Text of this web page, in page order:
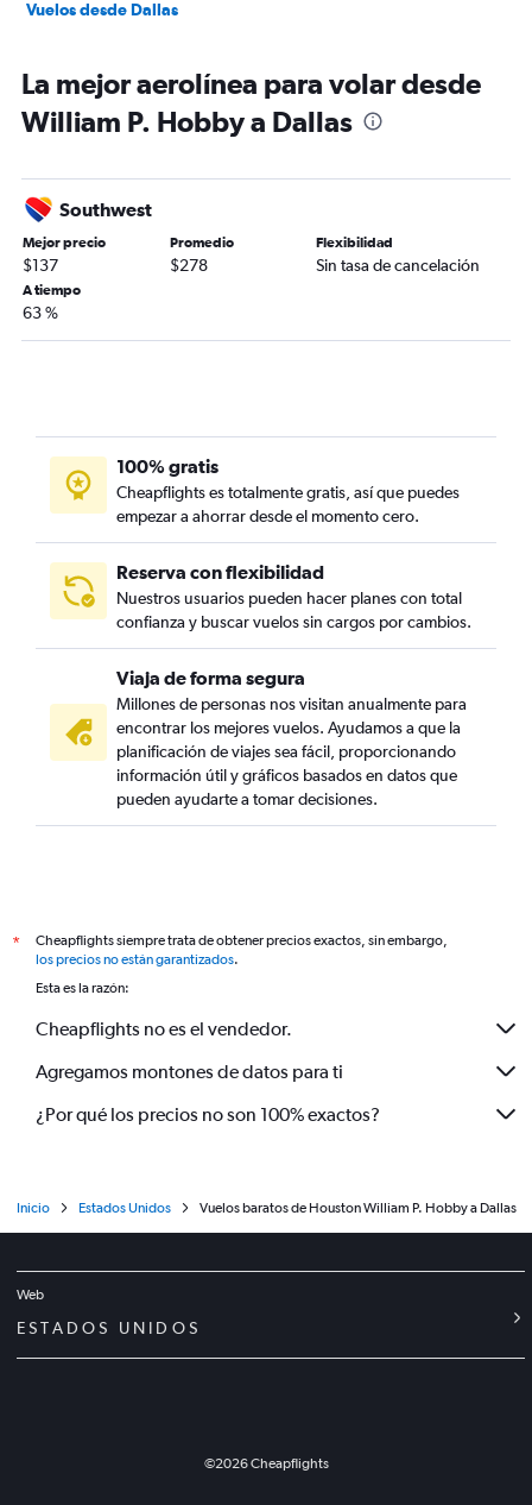
Vuelos desde Dallas
La mejor aerolínea para volar desde
William P. Hobby a Dallas
Southwest
Mejor precio
$137
Promedio
$278
Flexibilidad
Sin tasa de cancelación
A tiempo
63 %
100% gratis
Cheapflights es totalmente gratis, así que puedes
empezar a ahorrar desde el momento cero.
Reserva con flexibilidad
Nuestros usuarios pueden hacer planes con total
confianza y buscar vuelos sin cargos por cambios.
Viaja de forma segura
Millones de personas nos visitan anualmente para
encontrar los mejores vuelos. Ayudamos a que la
planificación de viajes sea fácil, proporcionando
información útil y gráficos basados en datos que
pueden ayudarte a tomar decisiones.
*
Cheapflights siempre trata de obtener precios exactos, sin embargo,
los precios no están garantizados.
Esta es la razón:
Cheapflights no es el vendedor.
Agregamos montones de datos para ti
¿Por qué los precios no son 100% exactos?
Inicio Estados Unidos Vuelos baratos de Houston William P. Hobby a Dallas
Web
ESTADOS UNIDOS
©2026Cheapflights